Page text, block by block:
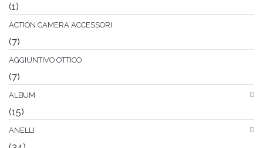
(1)
ACTION CAMERA ACCESSORI
(7)
AGGIUNTIVO OTTICO
(7)
ALBUM
(15)
ANELLI